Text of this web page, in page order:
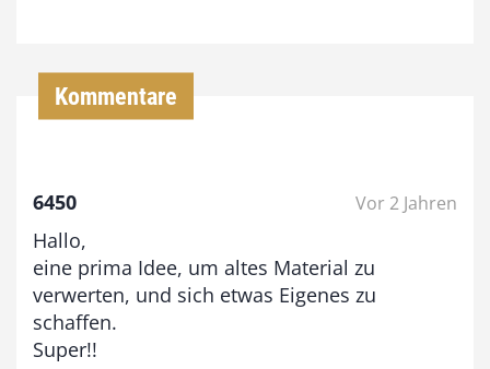
i
Kommentare
6450 Vor 2 Jahren
Hallo,
eine prima Idee, um altes Material zu
verwerten, und sich etwas Eigenes zu
schaffen.
Super!!